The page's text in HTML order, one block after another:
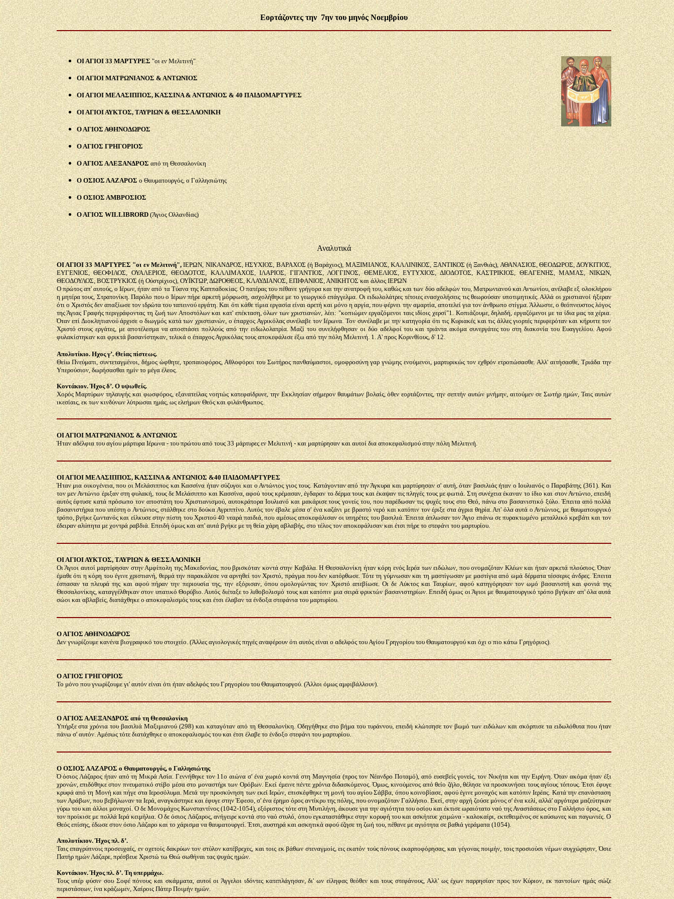
Εορτάζοντες την 7ην του μηνόςΝοεμβρίου
ΟΙ ΑΓΙΟΙ 33 ΜΑΡΤΥΡΕΣ"οι εν Μελιτινή"
ΟΙ ΑΓΙΟΙ ΜΑΤΡΩΝΙΑΝΟΣ & ΑΝΤΩΝΙΟΣ
ΟΙ ΑΓΙΟΙ ΜΕΛΑΣΙΠΠΟΣ, ΚΑΣΣΙΝΑ & ΑΝΤΩΝΙΟΣ & 40 ΠΑΙΔΟΜΑΡΤΥΡΕΣ
ΟΙ ΑΓΙΟΙ ΑΥΚΤΟΣ, ΤΑΥΡΙΩΝ & ΘΕΣΣΑΛΟΝΙΚΗ
Ο ΑΓΙΟΣ ΑΘΗΝΟΔΩΡΟΣ
Ο ΑΓΙΟΣ ΓΡΗΓΟΡΙΟΣ
Ο ΑΓΙΟΣ ΑΛΕΞΑΝΔΡΟΣ από τη Θεσσαλονίκη
Ο ΟΣΙΟΣ ΛΑΖΑΡΟΣο Θαυματουργός, ο Γαλλησιώτης
Ο ΟΣΙΟΣ ΑΜΒΡΟΣΙΟΣ
Ο ΑΓΙΟΣ WILLIBRORD(Άγιος Ολλανδίας)
Αναλυτικά
ΟΙ ΑΓΙΟΙ 33 ΜΑΡΤΥΡΕΣ "οι εν Μελιτινή",ΙΕΡΩΝ, ΝΙΚΑΝΔΡΟΣ, ΗΣΥΧΙΟΣ, ΒΑΡΑΧΟΣ (ή Βαράχιος), ΜΑΞΙΜΙΑΝΟΣ, ΚΑΛΛΙΝΙΚΟΣ, ΞΑΝΤΙΚΟΣ (ή Ξανθιάς), ΑΘΑΝΑΣΙΟΣ, ΘΕΟΔΩΡΟΣ, ΔΟΥΚΙΤΙΟΣ,
ΕΥΓΕΝΙΟΣ, ΘΕΟΦΙΛΟΣ, ΟΥΑΛΕΡΙΟΣ, ΘΕΟΔΟΤΟΣ, ΚΑΛΛΙΜΑΧΟΣ, ΙΛΑΡΙΟΣ, ΓΙΓΑΝΤΙΟΣ, ΛΟΓΓΙΝΟΣ, ΘΕΜΕΛΙΟΣ, ΕΥΤΥΧΙΟΣ, ΔΙΟΔΟΤΟΣ, ΚΑΣΤΡΙΚΙΟΣ, ΘΕΑΓΕΝΗΣ, ΜΑΜΑΣ, ΝΙΚΩΝ,
ΘΕΟΔΟΥΛΟΣ, ΒΟΣΤΡΥΚΙΟΣ (ή Ούστρίχιος), ΟΥΪΚΤΩΡ, ΔΩΡΟΘΕΟΣ, ΚΛΑΥΔΙΑΝΟΣ, ΕΠΙΦΑΝΙΟΣ, ΑΝΙΚΗΤΟΣ και άλλος ΙΕΡΩΝ
Ο πρώτος απ' αυτούς, ο Ιέρων, ήταν από τα Τύανα της Καππαδοκίας. Ο πατέρας του πέθανε γρήγορα και την ανατροφή του, καθώς και των δύο αδελφών του, Ματρωνιανού και Αντωνίου, ανέλαβε εξ ολοκλήρου
η μητέρα τους, Στρατονίκη. Παρόλο που ο Ιέρων πήρε αρκετή μόρφωση, ασχολήθηκε με το γεωργικό επάγγελμα. Οι ειδωλολάτρες τέτοιες ενασχολήσεις τις θεωρούσαν υποτιμητικές. Αλλά οι χριστιανοί ήξεραν
ότι ο Χριστός δεν απαξίωσε τον ιδρώτα του ταπεινού εργάτη. Και ότι κάθε τίμια εργασία είναι αρετή και μόνο η αργία, που φέρνει την αμαρτία, αποτελεί για τον άνθρωπο στίγμα. Άλλωστε, ο θεόπνευστος λόγος
της Άγιας Γραφής περιγράφοντας τη ζωή των Αποστόλων και κατ' επέκταση, όλων των χριστιανών, λέει: "κοπιώμεν εργαζόμενοι ταις ιδίοις χερσί"1. Κοπιάζουμε, δηλαδή, εργαζόμενοι με τα ίδια μας τα χέρια.
Όταν επί Διοκλητιανού άρχισε ο διωγμός κατά των χριστιανών, ο έπαρχος Αγρικόλας συνέλαβε τον Ιέρωνα. Τον συνέλαβε με την κατηγορία ότι τις Κυριακές και τις άλλες γιορτές περιφερόταν και κήρυττε τον
Χριστό στους εργάτες, με αποτέλεσμα να αποσπάσει πολλούς από την ειδωλολατρία. Μαζί του συνελήφθησαν οι δύο αδελφοί του και τριάντα ακόμα συνεργάτες του στη διακονία του Ευαγγελίου. Αφού
φυλακίστηκαν και φρικτά βασανίστηκαν, τελικά ο έπαρχος Αγρικόλας τους αποκεφάλισε έξω από την πόλη Μελιτινή. 1. Α' προς Κορινθίους, δ' 12.
Απολυτίκιο. Ηχος γ’. Θείας πίστεως.
Θείω Πνεύματι, συντεταγμένοι, δήμος ώφθητε, τροπαιοφόρος, Αθλοφόροι του Σωτήρος πανθαύμαστοι, ομοφροσύνη γαρ γνώμης ενούμενοι, μαρτυρικώς τον εχθρόν ετροπώσασθε. Αλλ' αιτήσασθε, Τριάδα την
Υπερούσιον, δωρήσασθαι ημίν το μέγα έλεος.
Kοντάκιον. Ήχος δ’. Ο υψωθείς.
Χορός Μαρτύρων τηλαυγής και φωσφόρος, εξανατείλας νοητώς κατεφαίδρυνε, την Εκκλησίαν σήμερον θαυμάτων βολαίς, όθεν εορτάζοντες, την σεπτήν αυτών μνήμην, αιτούμεν σε Σωτήρ ημών, Ταις αυτών
ικεσίαις, εκ των κινδύνων λύτρωσαι ημάς, ως ελεήμων Θεός και φιλάνθρωπος.
ΟΙ ΑΓΙΟΙ ΜΑΤΡΩΝΙΑΝΟΣ & ΑΝΤΩΝΙΟΣ
Ήταν αδέλφια του αγίου μάρτυρα Ιέρωνα - του πρώτου από τους 33 μάρτυρες εν Μελιτινή - και μαρτύρησαν και αυτοί δια αποκεφαλισμού στην πόλη Μελιτινή.
ΟΙ ΑΓΙΟΙ ΜΕΛΑΣΙΠΠΟΣ, ΚΑΣΣΙΝΑ & ΑΝΤΩΝΙΟΣ &40 ΠΑΙΔΟΜΑΡΤΥΡΕΣ
Ήταν μια οικογένεια, που οι Μελάσιππος και Κασσίνα ήταν σύζυγοι και ο Αντώνιος γιος τους. Κατάγονταν από την Άγκυρα και μαρτύρησαν σ' αυτή, όταν βασιλιάς ήταν ο Ιουλιανός ο Παραβάτης (361). Και
τον μεν Αντώνιο έριξαν στη φυλακή, τους δε Μελάσιππο και Κασσίνα, αφού τους κρέμασαν, έγδαραν το δέρμα τους και έκαψαν τις πληγές τους με φωτιά. Στη συνέχεια έκαναν το ίδιο και στον Αντώνιο, επειδή
αυτός έφτυσε κατά πρόσωπο τον αποστάτη του Χριστιανισμού, αυτοκράτορα Ιουλιανό και μακάρισε τους γονείς του, που παρέδωσαν τις ψυχές τους στο Θεό, πάνω στο βασανιστικό ξύλο. Έπειτα από πολλά
βασανιστήρια που υπέστη ο Αντώνιος, στάλθηκε στο δούκα Αγριππίνο. Αυτός τον έβαλε μέσα σ' ένα καζάνι με βραστό νερό και κατόπιν τον έριξε στα άγρια θηρία. Απ' όλα αυτά ο Αντώνιος, με θαυματουργικό
τρόπο, βγήκε ζωντανός και είλκυσε στην πίστη του Χριστού 40 νεαρά παιδιά, που αμέσως αποκεφάλισαν οι υπηρέτες του βασιλιά. Έπειτα άπλωσαν τον Άγιο επάνω σε πυρακτωμένο μεταλλικό κρεβάτι και τον
έδειραν αλύπητα με χοντρά ραβδιά. Επειδή όμως και απ' αυτά βγήκε με τη θεία χάρη αβλαβής, στο τέλος τον αποκεφάλισαν και έτσι πήρε το στεφάνι του μαρτυρίου.
ΟΙ ΑΓΙΟΙ ΑΥΚΤΟΣ, ΤΑΥΡΙΩΝ & ΘΕΣΣΑΛΟΝΙΚΗ
Οι Άγιοι αυτοί μαρτύρησαν στην Αμφίπολη της Μακεδονίας, που βρισκόταν κοντά στην Καβάλα. Η Θεσσαλονίκη ήταν κόρη ενός Ιερέα των ειδώλων, που ονομαζόταν Κλέων και ήταν αρκετά πλούσιος. Όταν
έμαθε ότι η κόρη του έγινε χριστιανή, θερμά την παρακάλεσε να αρνηθεί τον Χριστό, πράγμα που δεν κατόρθωσε. Τότε τη γύμνωσαν και τη μαστίγωσαν με μαστίγια από ωμά δέρματα τέσσερις άνδρες. Έπειτα
έσπασαν τα πλευρά της και αφού πήραν την περιουσία της, την εξόρισαν, όπου ομολογώντας τον Χριστό απεβίωσε. Οι δε Αύκτος και Ταυρίων, αφού κατηγόρησαν τον ωμό βασανιστή και φονιά της
Θεσσαλονίκης, καταγγέλθηκαν στον υπατικό Θορύβιο. Αυτός διέταξε το λιθοβολισμό τους και κατόπιν μια σειρά φρικτών βασανιστηρίων. Επειδή όμως οι Άγιοι με θαυματουργικό τρόπο βγήκαν απ' όλα αυτά
σώοι και αβλαβείς, διατάχθηκε ο αποκεφαλισμός τους και έτσι έλαβαν τα ένδοξα στεφάνια του μαρτυρίου.
Ο ΑΓΙΟΣ ΑΘΗΝΟΔΩΡΟΣ
Δεν γνωρίζουμε κανένα βιογραφικό του στοιχείο. (Άλλες αγιολογικές πηγές αναφέρουν ότι αυτός είναι ο αδελφός του Αγίου Γρηγορίου του Θαυματουργού και όχι ο πιο κάτω Γρηγόριος).
Ο ΑΓΙΟΣ ΓΡΗΓΟΡΙΟΣ
Το μόνο που γνωρίζουμε γι' αυτόν είναι ότι ήταν αδελφός του Γρηγορίου του Θαυματουργού. (Άλλοι όμως αμφιβάλλουν).
Ο ΑΓΙΟΣ ΑΛΕΞΑΝΔΡΟΣ από τη Θεσσαλονίκη
Υπήρξε στα χρόνια του βασιλιά Μαξιμιανού (298) και καταγόταν από τη Θεσσαλονίκη. Οδηγήθηκε στο βήμα του τυράννου, επειδή κλώτσησε τον βωμό των ειδώλων και σκόρπισε τα ειδωλόθυτα που ήταν
πάνω σ' αυτόν. Αμέσως τότε διατάχθηκε ο αποκεφαλισμός του και έτσι έλαβε το ένδοξο στεφάνι του μαρτυρίου.
Ο ΟΣΙΟΣ ΛΑΖΑΡΟΣ ο Θαυματουργός, ο Γαλλησιώτης
Ό όσιος Λάζαρος ήταν από τη Μικρά Ασία. Γεννήθηκε τον 11ο αιώνα σ' ένα χωριό κοντά στη Μαγνησία (προς τον Νέανδρο Ποταμό), από ευσεβείς γονείς, τον Νικήτα και την Ειρήνη. Όταν ακόμα ήταν έξι
χρονών, επιδόθηκε στον πνευματικό στίβο μέσα στο μοναστήρι των Ορόβων. Εκεί έμεινε πέντε χρόνια διδασκόμενος. Όμως, κινούμενος από θείο ζήλο, θέλησε να προσκυνήσει τους αγίους τόπους. Έτσι έφυγε
κρυφά από τη Μονή και πήγε στα Ιεροσόλυμα. Μετά την προσκύνηση των εκεί Ιερών, επισκέφθηκε τη μονή του αγίου Σάββα, όπου κοινοβίασε, αφού έγινε μοναχός και κατόπιν Ιερέας. Κατά την επανάσταση
των Αράβων, που βεβήλωναν τα Ιερά, αναγκάστηκε και έφυγε στην Έφεσο, σ' ένα έρημο όρος αντίκρυ της πόλης, που ονομαζόταν Γαλλήσιο. Εκεί, στην αρχή ζούσε μόνος σ' ένα κελί, αλλά' αργότερα μαζεύτηκαν
γύρω του και άλλοι μοναχοί. Ο δε Μονομάχος Κωνσταντίνος (1042-1054), εξόριστος τότε στη Μυτιλήνη, άκουσε για την αγιότητα του οσίου και έκτισε ωραιότατο ναό της Αναστάσεως στο Γαλλήσιο όρος, και
τον προίκισε με πολλά Ιερά κειμήλια. Ο δε όσιος Λάζαρος, ανήγειρε κοντά στο ναό στυλό, όπου εγκαταστάθηκε στην κορυφή του και ασκήτευε χειμώνα - καλοκαίρι, εκτεθειμένος σε καύσωνες και παγωνιές. Ο
Θεός επίσης, έδωσε στον όσιο Λάζαρο και το χάρισμα να θαυματουργεί. Έτσι, αυστηρά και ασκητικά αφού έζησε τη ζωή του, πέθανε με αγιότητα σε βαθιά γεράματα (1054).
Απολυτίκιον. Ήχος πλ. δ’.
Ταις επαγρύπνοις προσευχαίς, εν οχετοίς δακρύων τον στύλον κατέβρεχες, και τοις εκ βάθων στεναγμοίς, εις εκατόν τούς πόνους εκαρποφόρησας, και γέγονας ποιμήν, τοις προσιούσι νέμων συγχώρησιν, Όσιε
Πατήρ ημών Λάζαρε, πρέσβευε Χριστώ τω Θεώ σωθήναι τας ψυχάς ημών.
Κοντάκιον. Ήχος πλ. δ’. Τη υπερμάχω.
Τους υπέρ φύσιν σου Σοφέ πόνους και σκάμματα, αυτοί οι Άγγελοι ιδόντες κατεπλάγησαν, δι' ων είληφας θεόθεν και τους στεφάνους, Αλλ’ ως έχων παρρησίαν προς τον Κύριον, εκ παντοίων ημάς σώζε
περιστάσεων, ίνα κράζωμεν, Χαίροις Πάτερ Ποιμήν ημών.